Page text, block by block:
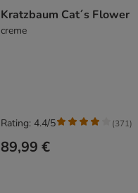
Kratzbaum Cat´s Flower
creme
89,99 €
Rating: 4.4/5 (371)